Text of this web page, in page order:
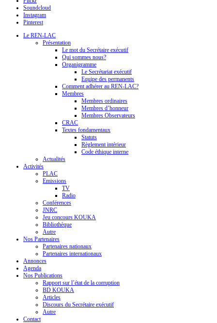
Soundcloud
Instagram
Pinterest
Le REN-LAC
Présentation
Le mot du Secrétaire exécutif
Qui sommes nous?
Organigramme
Le Secrétariat exécutif
Equipe des permanents
Comment adhérer au REN-LAC?
Membres
Membres ordinaires
Membres d’honneur
Membres Observateurs
CRAC
Textes fondamentaux
Statuts
Règlement intérieur
Code éthique interne
Actualités
Activités
PLAC
Emissions
TV
Radio
Conférences
JNRC
Jeu concours KOUKA
Bibliothèque
Autre
Nos Partenaires
Partenaires nationaux
Partenaires internationaux
Annonces
Agenda
Nos Publications
Rapport sur l’état de la corruption
BD KOUKA
Articles
Discours du Secrétaire exécutif
Autre
Contact